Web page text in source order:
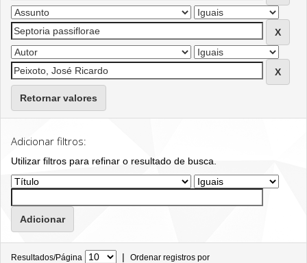
Retornar valores
Adicionar filtros:
Utilizar filtros para refinar o resultado de busca.
Resultados/Página | Ordenar registros por